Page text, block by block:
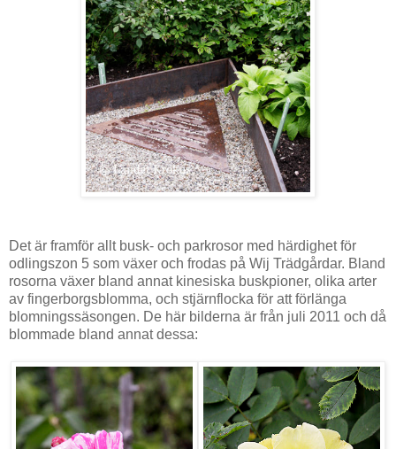
Det är framför allt busk- och parkrosor med härdighet för
odlingszon 5 som växer och frodas på Wij Trädgårdar. Bland
rosorna växer bland annat kinesiska buskpioner, olika arter
av fingerborgsblomma, och stjärnflocka för att förlänga
blomningssäsongen. De här bilderna är från juli 2011 och då
blommade bland annat dessa: